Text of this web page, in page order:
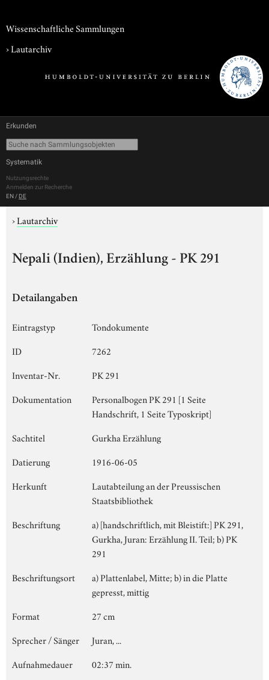
Wissenschaftliche Sammlungen
›Lautarchiv
Erkunden
Systematik
Nutzungsrechte
Anmelden zur Recherche
EN / DE
›Lautarchiv
Nepali (Indien), Erzählung - PK 291
Detailangaben
Eintragstyp
Tondokumente
ID
7262
Inventar-Nr.
PK 291
Dokumentation
Personalbogen PK 291 [1 Seite
Handschrift, 1 Seite Typoskript]
Sachtitel
Gurkha Erzählung
Datierung
1916-06-05
Herkunft
Lautabteilung an der Preussischen
Staatsbibliothek
Beschriftung
a) [handschriftlich, mit Bleistift:] PK 291,
Gurkha, Juran: Erzählung II. Teil; b) PK
291
Beschriftungsort
a) Plattenlabel, Mitte; b) in die Platte
gepresst, mittig
Format
27 cm
Sprecher / Sänger
Juran, ...
Aufnahmedauer
02:37 min.